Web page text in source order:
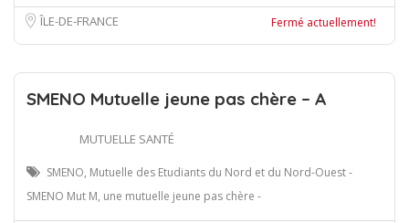
ÎLE-DE-FRANCE Fermé actuellement!
SMENO Mutuelle jeune pas chère – A
MUTUELLE SANTÉ
SMENO, Mutuelle des Etudiants du Nord et du Nord-Ouest -
SMENO Mut M, une mutuelle jeune pas chère -